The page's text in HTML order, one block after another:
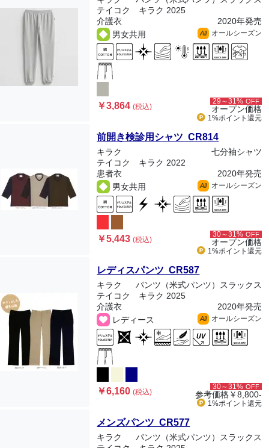
テイコク キラク 2025
介護衣
2020年発売
男女共用
All オールシーズン
￥3,864(税込)
29～31% OFF
オープン価格
1%ポイント 還元
前開き検診用シャツ CR814
キラク
七分袖シャツ
テイコク キラク 2022
患者衣
2020年発売
男女共用
All オールシーズン
￥5,443(税込)
30～31% OFF
オープン価格
1%ポイント 還元
レディスパンツ CR587
キラク
パンツ（米式パンツ）スラックス
テイコク キラク 2025
介護衣
2020年発売
レディース
All オールシーズン
￥6,160(税込)
30～31% OFF
参考価格￥8,800-
1%ポイント 還元
メンズパンツ CR577
キラク
パンツ（米式パンツ）スラックス